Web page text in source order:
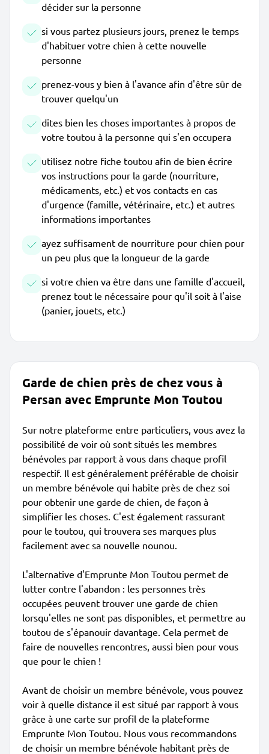
décider sur la personne
si vous partez plusieurs jours, prenez le temps
d'habituer votre chien à cette nouvelle
personne
prenez-vous y bien à l'avance afin d'être sûr de
trouver quelqu'un
dites bien les choses importantes à propos de
votre toutou à la personne qui s'en occupera
utilisez notre fiche toutou afin de bien écrire
vos instructions pour la garde (nourriture,
médicaments, etc.) et vos contacts en cas
d'urgence (famille, vétérinaire, etc.) et autres
informations importantes
ayez suffisament de nourriture pour chien pour
un peu plus que la longueur de la garde
si votre chien va être dans une famille d'accueil,
prenez tout le nécessaire pour qu'il soit à l'aise
(panier, jouets, etc.)
Garde de chien près de chez vous à
Persan avec Emprunte Mon Toutou
Sur notre plateforme entre particuliers, vous avez la
possibilité de voir où sont situés les membres
bénévoles par rapport à vous dans chaque profil
respectif. Il est généralement préférable de choisir
un membre bénévole qui habite près de chez soi
pour obtenir une garde de chien, de façon à
simplifier les choses. C'est également rassurant
pour le toutou, qui trouvera ses marques plus
facilement avec sa nouvelle nounou.
L'alternative d'Emprunte Mon Toutou permet de
lutter contre l'abandon : les personnes très
occupées peuvent trouver une garde de chien
lorsqu'elles ne sont pas disponibles, et permettre au
toutou de s'épanouir davantage. Cela permet de
faire de nouvelles rencontres, aussi bien pour vous
que pour le chien !
Avant de choisir un membre bénévole, vous pouvez
voir à quelle distance il est situé par rapport à vous
grâce à une carte sur profil de la plateforme
Emprunte Mon Toutou. Nous vous recommandons
de choisir un membre bénévole habitant près de